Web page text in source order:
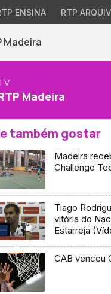
ENSINA RTP
Madeira
Madeira
também gostar
Madeira
Challenge
Tiago
vitória do
Estarreja
CAB venceu